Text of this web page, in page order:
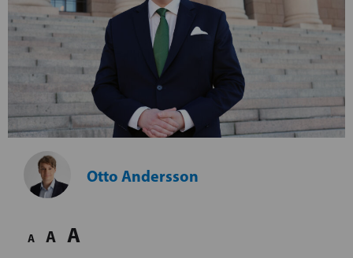
Otto Andersson
A A A